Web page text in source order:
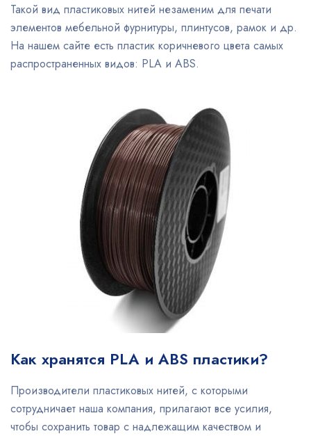
Такой вид пластиковых нитей незаменим для печати
элементов мебельной фурнитуры, плинтусов, рамок и др.
На нашем сайте есть пластик коричневого цвета самых
распространенных видов: PLA и ABS.
Как хранятся PLA и ABS пластики?
Производители пластиковых нитей, с которыми
сотрудничает наша компания, прилагают все усилия,
чтобы сохранить товар с надлежащим качеством и